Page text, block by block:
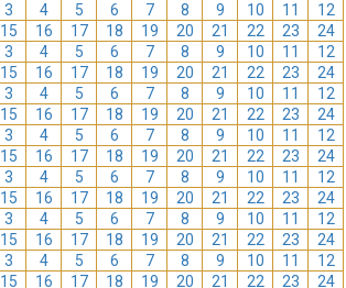
3 4 5 6 7 8 9 10 11
12
15 16 17 18 19 20 21 22 23
24
3 4 5 6 7 8 9 10 11
12
15 16 17 18 19 20 21 22 23
24
3 4 5 6 7 8 9 10 11
12
15 16 17 18 19 20 21 22 23
24
3 4 5 6 7 8 9 10 11
12
15 16 17 18 19 20 21 22 23
24
3 4 5 6 7 8 9 10 11
12
15 16 17 18 19 20 21 22 23
24
3 4 5 6 7 8 9 10 11
12
15 16 17 18 19 20 21 22 23
24
3 4 5 6 7 8 9 10 11
12
15 16 17 18 19 20 21 22 23
24